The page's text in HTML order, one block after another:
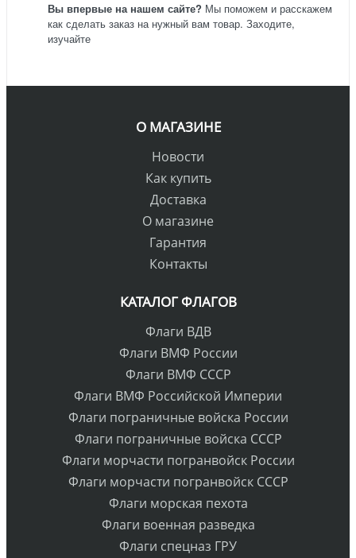
Вы впервые на нашем сайте? Мы поможем и расскажем
как сделать заказ на нужный вам товар. Заходите,
изучайте
О МАГАЗИНЕ
Новости
Как купить
Доставка
О магазине
Гарантия
Контакты
КАТАЛОГ ФЛАГОВ
Флаги ВДВ
Флаги ВМФ России
Флаги ВМФ СССР
Флаги ВМФ Российской Империи
Флаги пограничные войска России
Флаги пограничные войска СССР
Флаги морчасти погранвойск России
Флаги морчасти погранвойск СССР
Флаги морская пехота
Флаги военная разведка
Флаги спецназ ГРУ